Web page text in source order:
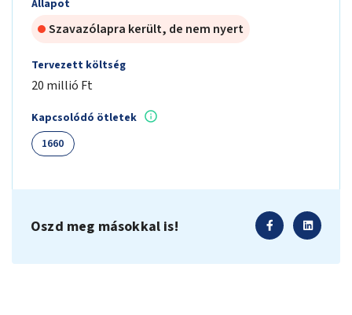
Állapot
Szavazólapra került, de nem nyert
Tervezett költség
20 millió Ft
Kapcsolódó ötletek
1660
Oszd meg másokkal is!